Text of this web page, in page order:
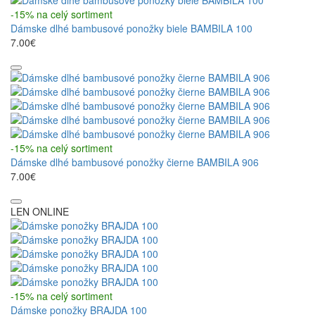
-15% na celý sortiment
Dámske dlhé bambusové ponožky biele BAMBILA 100
7.00€
-15% na celý sortiment
Dámske dlhé bambusové ponožky čierne BAMBILA 906
7.00€
LEN ONLINE
-15% na celý sortiment
Dámske ponožky BRAJDA 100